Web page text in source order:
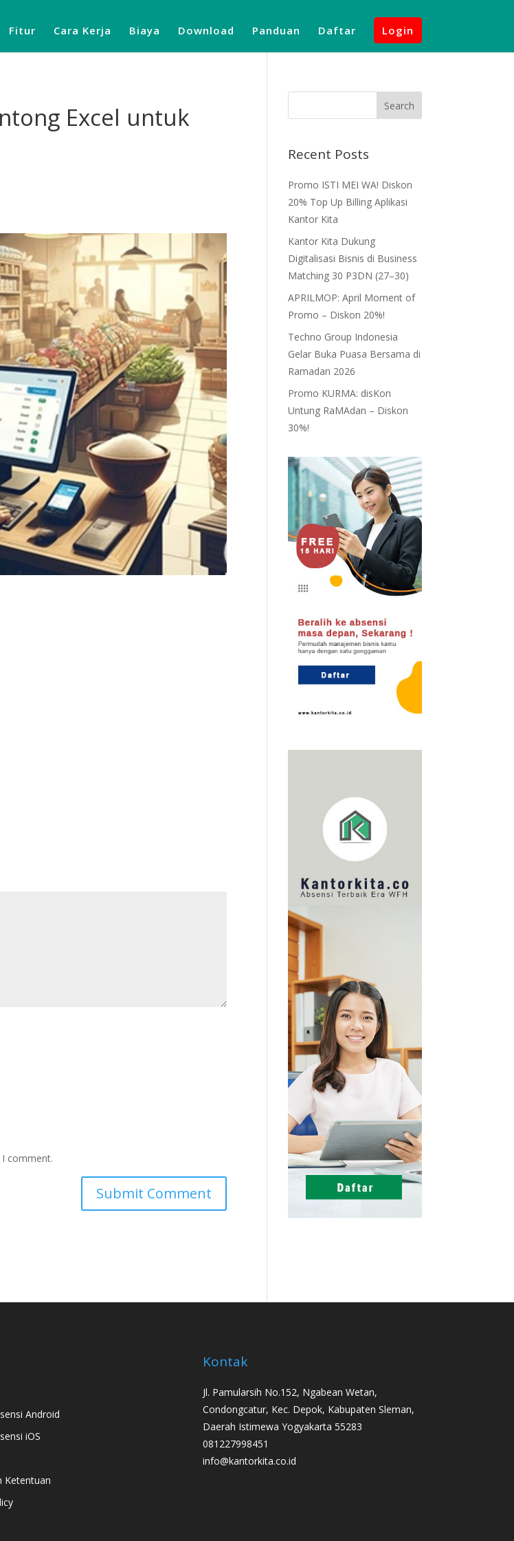
Fitur Cara Kerja Biaya Download Panduan Daftar Login
Excel untuk
comment.
Recent Posts
Promo ISTI MEI WA! Diskon
20% Top Up Billing Aplikasi
Kantor Kita
Kantor Kita Dukung
Digitalisasi Bisnis di Business
Matching 30 P3DN (27–30)
APRILMOP: April Moment of
Promo – Diskon 20%!
Techno Group Indonesia
Gelar Buka Puasa Bersama di
Ramadan 2026
Promo KURMA: disKon
Untung RaMAdan – Diskon
30%!
Android
iOS
Ketentuan
Kontak
Jl. Pamularsih No.152, Ngabean Wetan,
Condongcatur, Kec. Depok, Kabupaten Sleman,
Daerah Istimewa Yogyakarta 55283
081227998451
info@kantorkita.co.id